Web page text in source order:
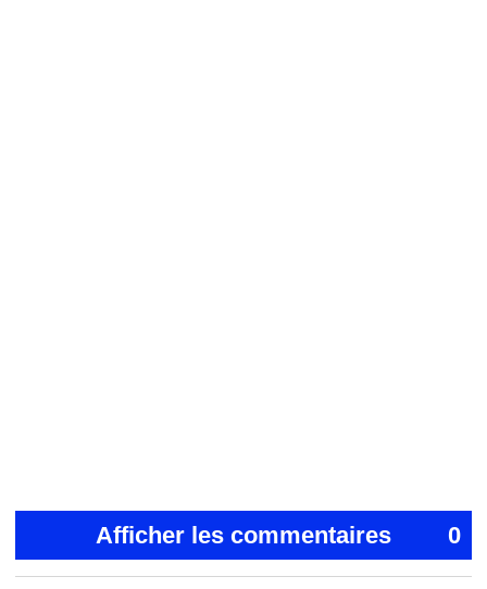
Afficher les commentaires 0